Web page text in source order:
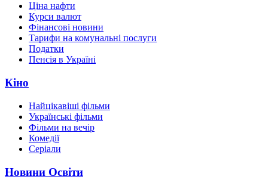
Ціна нафти
Курси валют
Фінансові новини
Тарифи на комунальні послуги
Податки
Пенсія в Україні
Кіно
Найцікавіші фільми
Українські фільми
Фільми на вечір
Комедії
Серіали
Новини Освіти